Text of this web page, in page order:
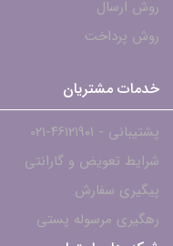
روش ارسال
روش پرداخت
خدمات مشتریان
پشتیبانی - ۴۶۱۲۱۹۰۱-021
شرایط تعویض و گارانتی
پیگیری سفارش
رهگیری مرسوله پستی